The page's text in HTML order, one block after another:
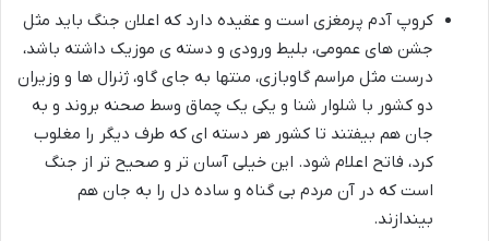
کروپ آدم پرمغزی است و عقیده دارد که اعلان جنگ باید مثل
جشن های عمومی، بلیط ورودی و دسته ی موزیک داشته باشد،
درست مثل مراسم گاوبازی، منتها به جای گاو، ژنرال ها و وزیران
دو کشور با شلوار شنا و یکی یک چماق وسط صحنه بروند و به
جان هم بیفتند تا کشور هر دسته ای که طرف دیگر را مغلوب
کرد، فاتح اعلام شود. این خیلی آسان تر و صحیح تر از جنگ
است که در آن مردم بی گناه و ساده دل را به جان هم
بیندازند.